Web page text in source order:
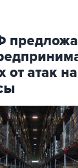
от атак на